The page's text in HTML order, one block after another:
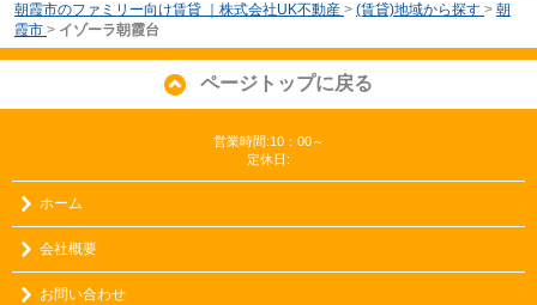
朝霞市のファミリー向け賃貸 ｜株式会社UK不動産 > (賃貸)地域から探す > 朝
霞市 > イゾーラ朝霞台
ページトップに戻る
営業時間:10：00～
定休日:
ホーム
会社概要
お問い合わせ